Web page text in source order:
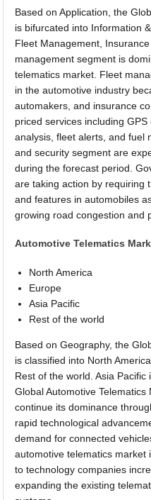
Based on Application, the
is bifurcated into Information
Fleet Management,
management segment is
telematics market. Fleet
in the automotive industry
automakers, and insurance
priced services including
analysis, fleet alerts, and fuel
and security segment are
during the forecast period.
are taking action by requiring
and features in automobiles
growing road congestion and
Automotive Telematics
North America
Europe
Asia Pacific
Rest of the world
Based on Geography, the
is classified into North
Rest of the world. Asia
Global Automotive
continue its dominance
rapid technological
demand for connected
automotive telematics
to technology companies
expanding the existing